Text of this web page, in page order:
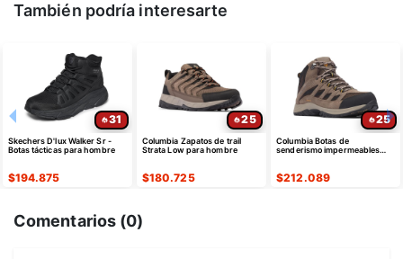
También podría interesarte
31
Skechers D'lux Walker Sr -
Botas tácticas para hombre
$194.875
25
Columbia Zapatos de trail
Strata Low para hombre
$180.725
25
Columbia Botas de
senderismo impermeables
$212.089
Comentarios (0)